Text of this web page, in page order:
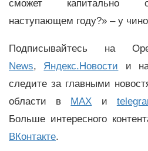
сможет капитально
наступающем году?» – у
Подписывайтесь на
News, Яндекс.Новости и
следите за главными
области в MAX и
Больше интересного
ВКонтакте.